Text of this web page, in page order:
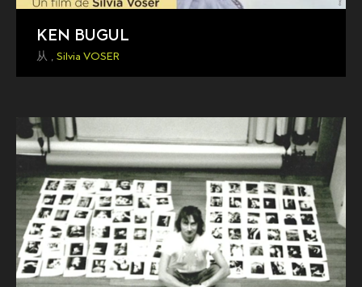
KEN BUGUL
从 , Silvia VOSER